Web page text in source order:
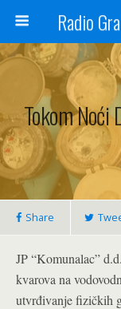
Tokom Noći
Share
JP “Komunalac”
kvarova na
utvrđivanje fizičkih